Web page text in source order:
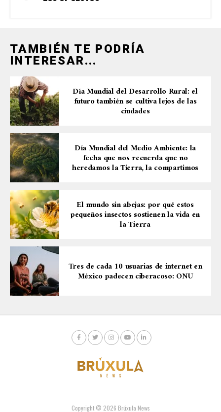
TAMBIÉN TE PODRÍA
INTERESAR...
Día Mundial del Desarrollo Rural: el
futuro también se cultiva lejos de las
ciudades
Día Mundial del Medio Ambiente: la
fecha que nos recuerda que no
heredamos la Tierra, la compartimos
El mundo sin abejas: por qué estos
pequeños insectos sostienen la vida en
la Tierra
Tres de cada 10 usuarias de internet en
México padecen ciberacoso: ONU
Copyright © 2026 Brúxula News